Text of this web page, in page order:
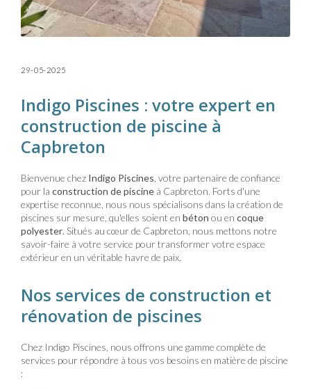
29-05-2025
Indigo Piscines : votre expert en
construction de piscine à
Capbreton
Bienvenue chez Indigo Piscines , votre partenaire de confiance
pour la construction de piscine à Capbreton. Forts d'une
expertise reconnue, nous nous spécialisons dans la création de
piscines sur mesure, qu'elles soient en béton ou en coque
polyester. Situés au cœur de Capbreton, nous mettons notre
savoir-faire à votre service pour transformer votre espace
extérieur en un véritable havre de paix.
Nos services de construction et
rénovation de piscines
Chez Indigo Piscines, nous offrons une gamme complète de
services pour répondre à tous vos besoins en matière de piscine
: